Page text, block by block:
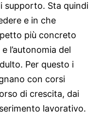
supporto. Sta quindi
e in che
più concreto
l’autonomia del
Per questo i
con corsi
di crescita, dai
lavorativo.